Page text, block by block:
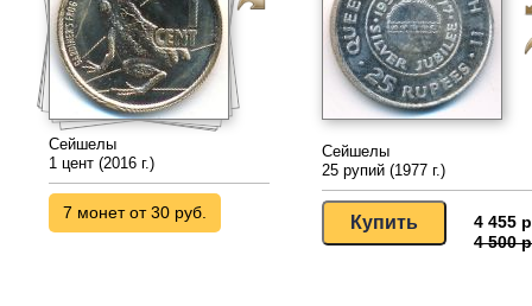
Сейшелы
1 цент (2016 г.)
7 монет от 30 руб.
Сейшелы
25 рупий (1977 г.)
4 455
4 500